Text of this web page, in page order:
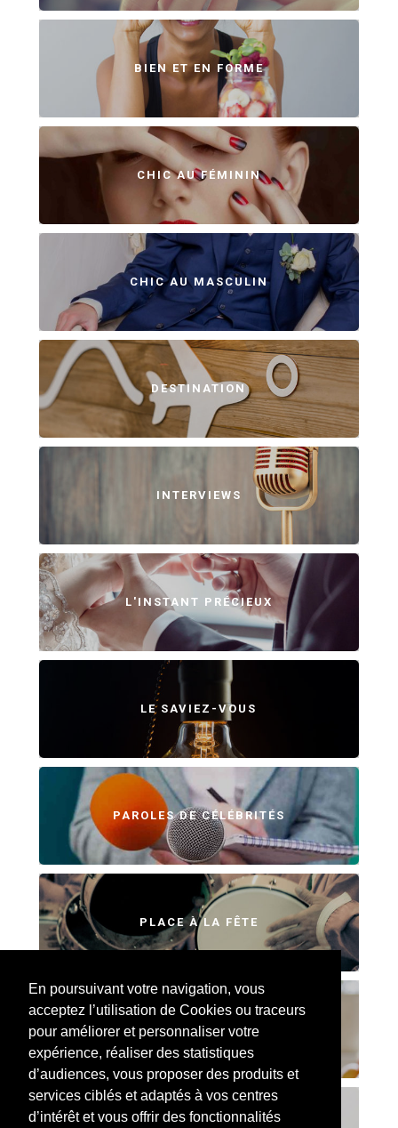
En poursuivant votre navigation, vous
acceptez l’utilisation de Cookies ou traceurs
pour améliorer et personnaliser votre
expérience, réaliser des statistiques
d’audiences, vous proposer des produits et
services ciblés et adaptés à vos centres
d’intérêt et vous offrir des fonctionnalités
BIEN ET EN FORME
CHIC AU FÉMININ
CHIC AU MASCULIN
DESTINATION
INTERVIEWS
L'INSTANT PRÉCIEUX
LE SAVIEZ-VOUS
PAROLES DE CÉLÉBRITÉS
PLACE À LA FÊTE
SWEET HOME